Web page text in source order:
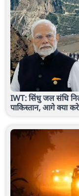
IWT: सिंधु जल संधि
पाकिस्तान, आगे क्या